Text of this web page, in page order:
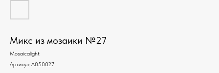
Микс из мозаики №27
Mosaicalight
Артикул: A050027